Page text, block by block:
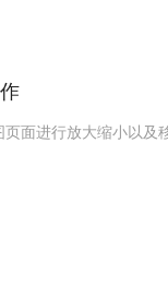
作
页面进行放大缩小以 及